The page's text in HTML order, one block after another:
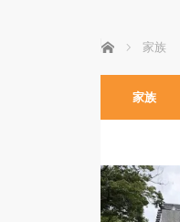
ホーム 家族
家族